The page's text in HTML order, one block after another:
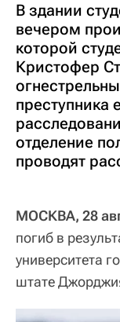
В здании
вечером
которой
Кристофер
преступника
отделение
проводят
МОСКВА, 28
погиб в
университета
штате